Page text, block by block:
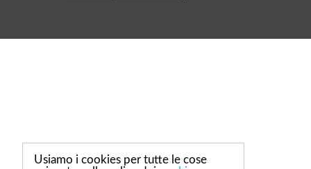
Usiamo i cookies per tutte le cose